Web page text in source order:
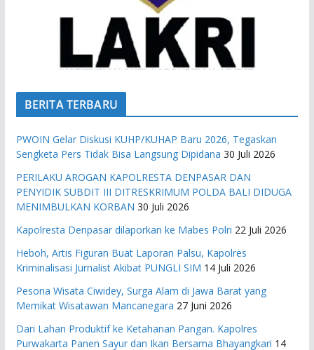
BERITA TERBARU
PWOIN Gelar Diskusi KUHP/KUHAP Baru 2026, Tegaskan
Sengketa Pers Tidak Bisa Langsung Dipidana 30 Juli 2026
PERILAKU AROGAN KAPOLRESTA DENPASAR DAN
PENYIDIK SUBDIT III DITRESKRIMUM POLDA BALI DIDUGA
MENIMBULKAN KORBAN 30 Juli 2026
Kapolresta Denpasar dilaporkan ke Mabes Polri 22 Juli 2026
Heboh, Artis Figuran Buat Laporan Palsu, Kapolres
Kriminalisasi Jurnalist Akibat PUNGLI SIM 14 Juli 2026
Pesona Wisata Ciwidey, Surga Alam di Jawa Barat yang
Memikat Wisatawan Mancanegara 27 Juni 2026
Dari Lahan Produktif ke Ketahanan Pangan. Kapolres
Purwakarta Panen Sayur dan Ikan Bersama Bhayangkari 14